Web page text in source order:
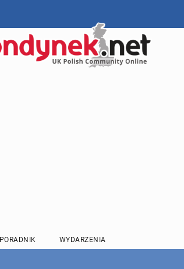
PORADNIK WYDARZENIA